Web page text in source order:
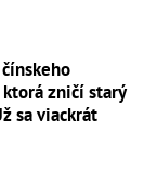
ktorá zničí starý
sa viackrát